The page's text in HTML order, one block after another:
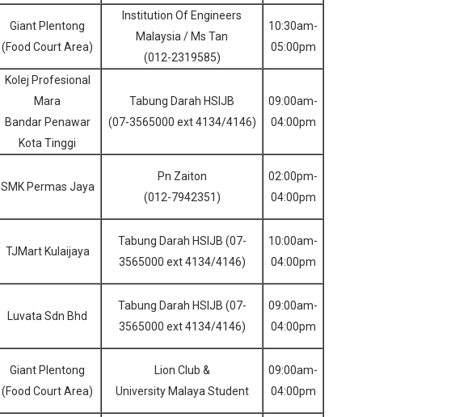
Giant Plentong
(Food Court Area)
Institution Of Engineers
Malaysia / Ms Tan
(012-2319585)
10:30am-
05:00pm
Kolej Profesional
Mara
Bandar Penawar
Kota Tinggi
Tabung Darah HSIJB
(07-3565000 ext 4134/4146)
09:00am-
04:00pm
SMK Permas Jaya
Pn Zaiton
(012-7942351)
02:00pm-
04:00pm
TJMart Kulaijaya
Tabung Darah HSIJB (07-
3565000 ext 4134/4146)
10:00am-
04:00pm
Luvata Sdn Bhd
Tabung Darah HSIJB (07-
3565000 ext 4134/4146)
09:00am-
04:00pm
Giant Plentong
(Food Court Area)
Lion Club &
University Malaya Student
09:00am-
04:00pm